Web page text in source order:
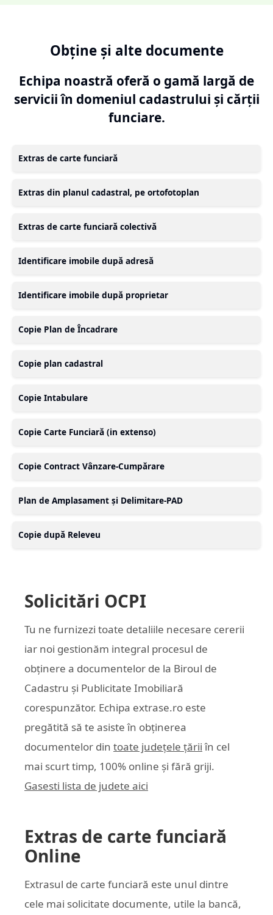
Obține și alte documente
Echipa noastră oferă o gamă largă de
servicii în domeniul cadastrului și cărții
funciare.
Extras de carte funciară
Extras din planul cadastral, pe ortofotoplan
Extras de carte funciară colectivă
Identificare imobile după adresă
Identificare imobile după proprietar
Copie Plan de Încadrare
Copie plan cadastral
Copie Intabulare
Copie Carte Funciară (in extenso)
Copie Contract Vânzare-Cumpărare
Plan de Amplasament și Delimitare-PAD
Copie după Releveu
Solicitări OCPI
Tu ne furnizezi toate detaliile necesare cererii
iar noi gestionăm integral procesul de
obținere a documentelor de la Biroul de
Cadastru și Publicitate Imobiliară
corespunzător. Echipa extrase.ro este
pregătită să te asiste în obținerea
documentelor din toate județele țării în cel
mai scurt timp, 100% online și fără griji.
Gasesti lista de judete aici
Extras de carte funciară
Online
Extrasul de carte funciară este unul dintre
cele mai solicitate documente, utile la bancă,